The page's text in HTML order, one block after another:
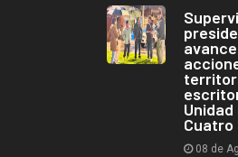
Cuatro
08 de